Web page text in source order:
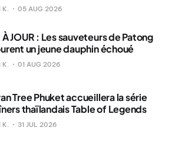
05 AUG 2026
À JOUR : Les sauveteurs de Patong
un jeune dauphin échoué
01 AUG 2026
Tree Phuket accueillera la série
thaïlandais Table of Legends
31 JUL 2026